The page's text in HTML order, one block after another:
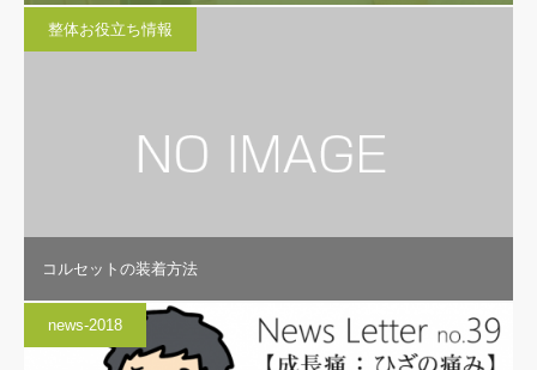
整体お役立ち情報
コルセットの装着方法
news-2018